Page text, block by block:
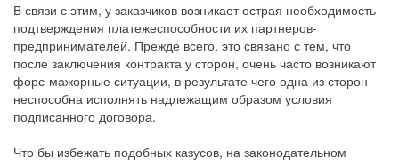
В связи с этим, у заказчиков возникает острая необходимость
подтверждения платежеспособности их партнеров-
предпринимателей. Прежде всего, это связано с тем, что
после заключения контракта у сторон, очень часто возникают
форс-мажорные ситуации, в результате чего одна из сторон
неспособна исполнять надлежащим образом условия
подписанного договора.
Что бы избежать подобных казусов, на законодательном